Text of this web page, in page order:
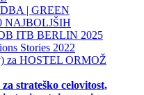
| GREEN
NAJBOLJŠIH
ITB BERLIN 2025
Stories 2022
za HOSTEL ORMOŽ
strateško celovitost,